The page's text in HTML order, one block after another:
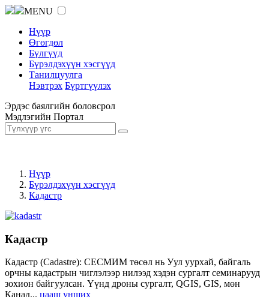
MENU
Нүүр
Өгөгдөл
Бүлгүүд
Бүрэлдэхүүн хэсгүүд
Танилцуулга
Нэвтрэх Бүртгүүлэх
Эрдэс баялгийн боловсрол
Мэдлэгийн Портал
Нүүр
Бүрэлдэхүүн хэсгүүд
Кадастр
Кадастр
Кадастр (Cadastre): СЕСМИМ төсөл нь Уул уурхай, байгаль
орчны кадастрын чиглэлээр нилээд хэдэн сургалт семинарууд
зохион байгуулсан. Үүнд дроны сургалт, QGIS, GIS, мөн
Канад... цааш унших